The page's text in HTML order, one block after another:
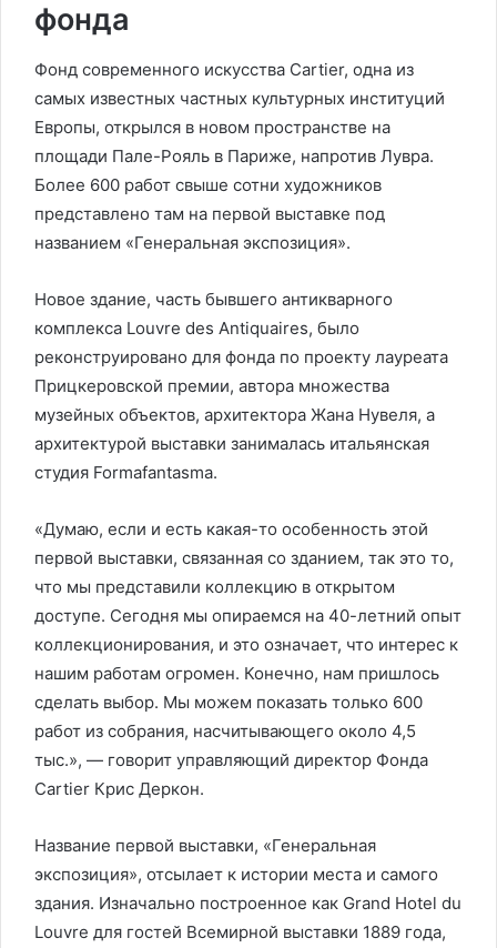
фонда
Фонд современного искусства Cartier, одна из
самых известных частных культурных институций
Европы, открылся в новом пространстве на
площади Пале-Рояль в Париже, напротив Лувра.
Более 600 работ свыше сотни художников
представлено там на первой выставке под
названием «Генеральная экспозиция».
Новое здание, часть бывшего антикварного
комплекса Louvre des Antiquaires, было
реконструировано для фонда по проекту лауреата
Прицкеровской премии, автора множества
музейных объектов, архитектора Жана Нувеля, а
архитектурой выставки занималась итальянская
студия Formafantasma.
«Думаю, если и есть какая-то особенность этой
первой выставки, связанная со зданием, так это то,
что мы представили коллекцию в открытом
доступе. Сегодня мы опираемся на 40-летний опыт
коллекционирования, и это означает, что интерес к
нашим работам огромен. Конечно, нам пришлось
сделать выбор. Мы можем показать только 600
работ из собрания, насчитывающего около 4,5
тыс.», — говорит управляющий директор Фонда
Cartier Крис Деркон.
Название первой выставки, «Генеральная
экспозиция», отсылает к истории места и самого
здания. Изначально построенное как Grand Hotel du
Louvre для гостей Всемирной выставки 1889 года,